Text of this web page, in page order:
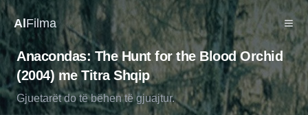
Al Filma
Anacondas: The Hunt for the Blood Orchid
(2004) me Titra Shqip
Gjuetarët do të bëhen të gjuajtur.